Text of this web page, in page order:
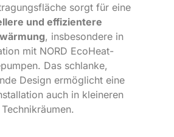
sorgt für eine
und effizientere
, insbesondere in
mit NORD EcoHeat-
Das schlanke,
Design ermöglicht eine
auch in kleineren
Technikräumen.